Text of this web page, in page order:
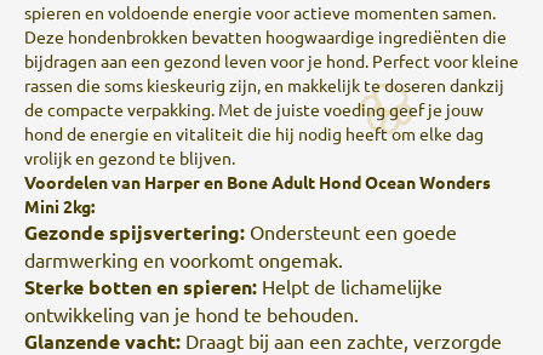
spieren en voldoende energie voor actieve momenten samen.
Deze hondenbrokken bevatten hoogwaardige ingrediënten die
bijdragen aan een gezond leven voor je hond. Perfect voor kleine
rassen die soms kieskeurig zijn, en makkelijk te doseren dankzij
de compacte verpakking. Met de juiste voeding geef je jouw
hond de energie en vitaliteit die hij nodig heeft om elke dag
vrolijk en gezond te blijven.
Voordelen van Harper en Bone Adult Hond Ocean Wonders
Mini 2kg:
Gezonde spijsvertering: Ondersteunt een goede
darmwerking en voorkomt ongemak.
Sterke botten en spieren: Helpt de lichamelijke
ontwikkeling van je hond te behouden.
Glanzende vacht: Draagt bij aan een zachte, verzorgde